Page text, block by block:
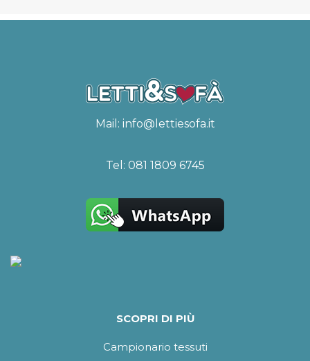
Mail: info@lettiesofa.it
Tel: 081 1809 6745
SCOPRI DI PIÙ
Campionario tessuti